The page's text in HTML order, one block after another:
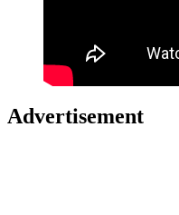
Advertisement